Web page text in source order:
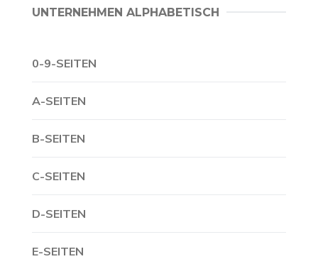
UNTERNEHMEN ALPHABETISCH
0-9-SEITEN
A-SEITEN
B-SEITEN
C-SEITEN
D-SEITEN
E-SEITEN